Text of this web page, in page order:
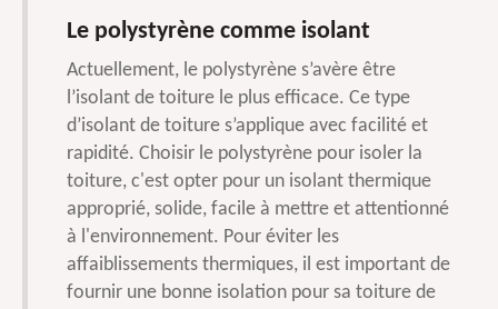
Le polystyrène comme isolant
Actuellement, le polystyrène s’avère être
l’isolant de toiture le plus efficace. Ce type
d’isolant de toiture s’applique avec facilité et
rapidité. Choisir le polystyrène pour isoler la
toiture, c'est opter pour un isolant thermique
approprié, solide, facile à mettre et attentionné
à l'environnement. Pour éviter les
affaiblissements thermiques, il est important de
fournir une bonne isolation pour sa toiture de